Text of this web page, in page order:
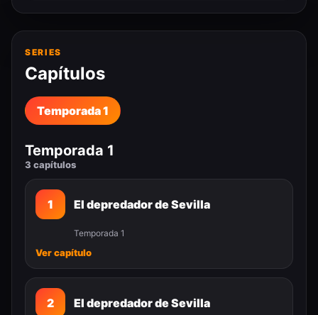
SERIES
Capítulos
Temporada 1
Temporada 1
3 capítulos
1 El depredador de Sevilla
Temporada 1
Ver capítulo
2 El depredador de Sevilla